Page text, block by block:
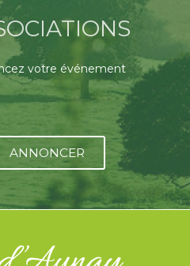
votre événement
ANNONCER